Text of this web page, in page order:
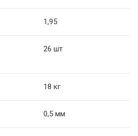
1,95
26 шт
18 кг
0,5 мм